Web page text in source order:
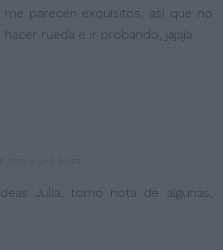
parecen exquisitos, así que no
hacer rueda e ir probando, jajaja
Julia, tomo nota de algunas,